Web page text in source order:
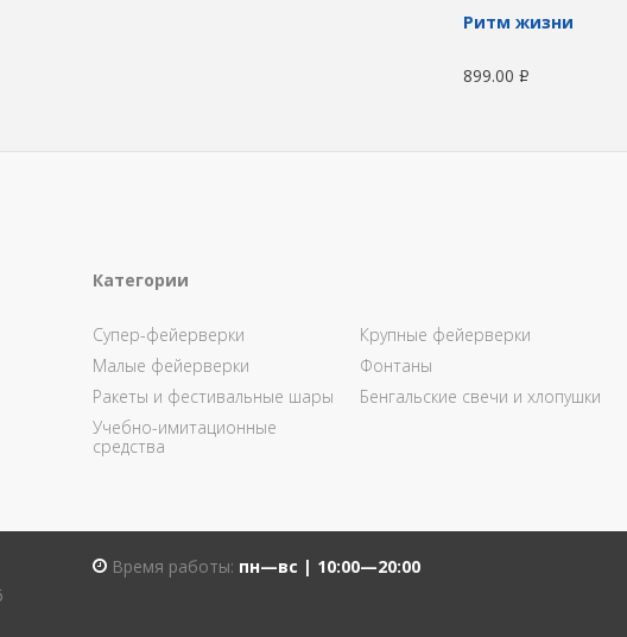
Ритм жизни
899.00 Р
Категории
Супер-фейерверки Крупные фейерверки
Малые фейерверки
Фонтаны
Ракеты и фестивальные шары
Бенгальские свечи и хлопушки
Учебно-имитационные
средства
Время работы: пн—вс | 10:00—20:00